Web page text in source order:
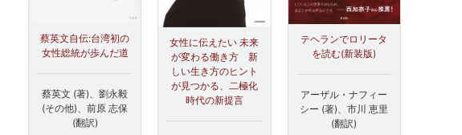
蔡英文自伝:台湾初の
女性総統が歩んだ道
蔡英文 (著)、劉永毅
(その他)、前原 志保
(翻訳)
女性に伝えたい 未来
が変わる働き方 新
しい生き方のヒント
が見つかる、二極化
時代の新提言
テヘランでロリータ
を読む(新装版)
アーザル・ナフィー
シー (著)、市川 恵里
(翻訳)